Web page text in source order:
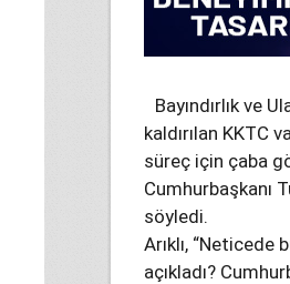
Bayındırlık ve
kaldırılan KKTC
süreç için çaba
Cumhurbaşkanı
söyledi.
Arıklı, “Neticede
açıkladı?